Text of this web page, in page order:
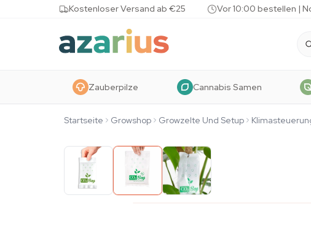
Skip to contentKostenloser Versand ab €25 Vor 10:00 bestellen |
Zauberpilze Cannabis Samen
Startseite Growshop Growzelte Und Setup